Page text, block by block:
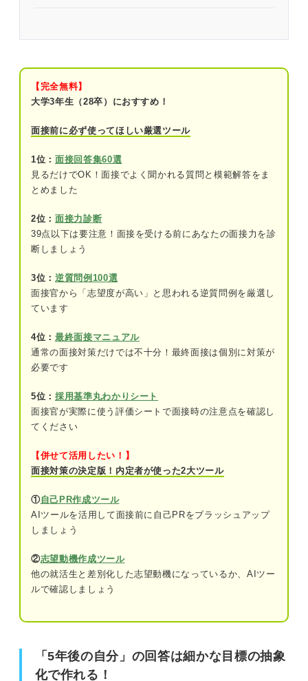
企業が「5年後の自分」の質問から知りたい4つの
ポイント
①自社に入社する際のイメージを持ってい
ているか
④長期間働く意欲があるか
8選
職種別の例文4選
まずは小さな目標を立ててみよう！ 「5年後の自
分」を設定するための3つの準備
①業務に関する具体的な目標を考える
②希望する給与面について考える
③ワークライフバランスについて考える
答作成5ステップ
ステップ①企業研究や業界研究を徹底する
ビュー記事を確認する
【完全無料】
大学3年生（28卒）におすすめ！
面接前に必ず使ってほしい厳選ツール
1位： 面接回答集60選
見るだけでOK！面接でよく聞かれる質問と模範解答をま
とめました
2位： 面接力診断
39点以下は要注意！面接を受ける前にあなたの面接力を診
断しましょう
3位： 逆質問例100選
面接官から「志望度が高い」と思われる逆質問例を厳選し
ています
4位： 最終面接マニュアル
通常の面接対策だけでは不十分！最終面接は個別に対策が
必要です
5位： 採用基準丸わかりシート
面接官が実際に使う評価シートで面接時の注意点を確認し
てください
【併せて活用したい！】
面接対策の決定版！内定者が使った2大ツール
①自己PR作成ツール
AIツールを活用して面接前に自己PRをブラッシュアップ
しましょう
②志望動機作成ツール
他の就活生と差別化した志望動機になっているか、AIツー
ルで確認しましょう
「5年後の自分」の回答は細かな目標の抽象
化で作れる！